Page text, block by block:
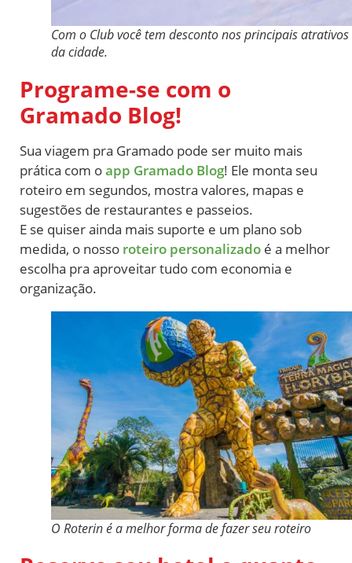
Com o Club você tem desconto nos principais atrativos
da cidade.
Programe-se com o
Gramado Blog!
Sua viagem pra Gramado pode ser muito mais
prática com oapp Gramado Blog! Ele monta seu
roteiro em segundos, mostra valores, mapas e
sugestões de restaurantes e passeios.
E se quiser ainda mais suporte e um plano sob
medida, o nosso roteiro personalizado é a melhor
escolha pra aproveitar tudo com economia e
organização.
O Roterin é a melhor forma de fazer seu roteiro